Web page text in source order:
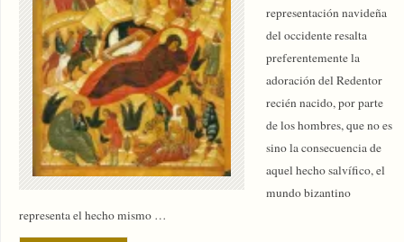
representación navideña
del occidente resalta
preferentemente la
adoración del Redentor
recién nacido, por parte
de los hombres, que no es
sino la consecuencia de
aquel hecho salvífico, el
mundo bizantino
representa el hecho mismo …